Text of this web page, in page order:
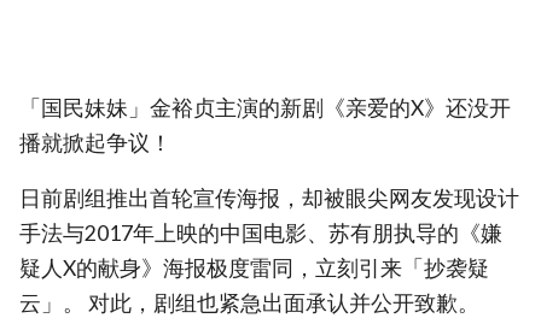
「国民妹妹」金裕贞主演的新剧《亲爱的X》还没开
播就掀起争议！
日前剧组推出首轮宣传海报，却被眼尖网友发现设计
手法与2017年上映的中国电影、苏有朋执导的《嫌
疑人X的献身》海报极度雷同，立刻引来「抄袭疑
云」。 对此，剧组也紧急出面承认并公开致歉。